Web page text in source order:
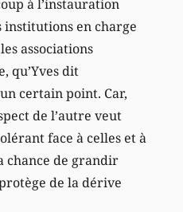
à l’instauration
institutions en charge
associations
qu’Yves dit
certain point. Car,
de l’autre veut
face à celles et à
chance de grandir
de la dérive